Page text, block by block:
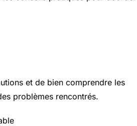
et de bien comprendre les
problèmes rencontrés.